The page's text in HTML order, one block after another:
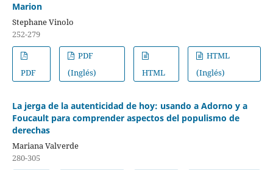
Marion
Stephane Vinolo
252-279
PDF
PDF
(Inglés)
HTML
HTML
(Inglés)
La jerga de la autenticidad de hoy: usando a Adorno y a
Foucault para comprender aspectos del populismo de
derechas
Mariana Valverde
280-305